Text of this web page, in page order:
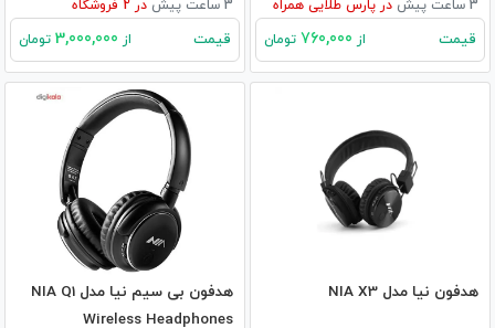
3 ساعت پیش در پارس طلایی همراه
قیمت از تومان
3 ساعت پیش در فروشگاه
قیمت از تومان
هدفون نیا مدل NIA X3
هدفون بی سیم نیا مدل NIA Q1
Wireless Headphones